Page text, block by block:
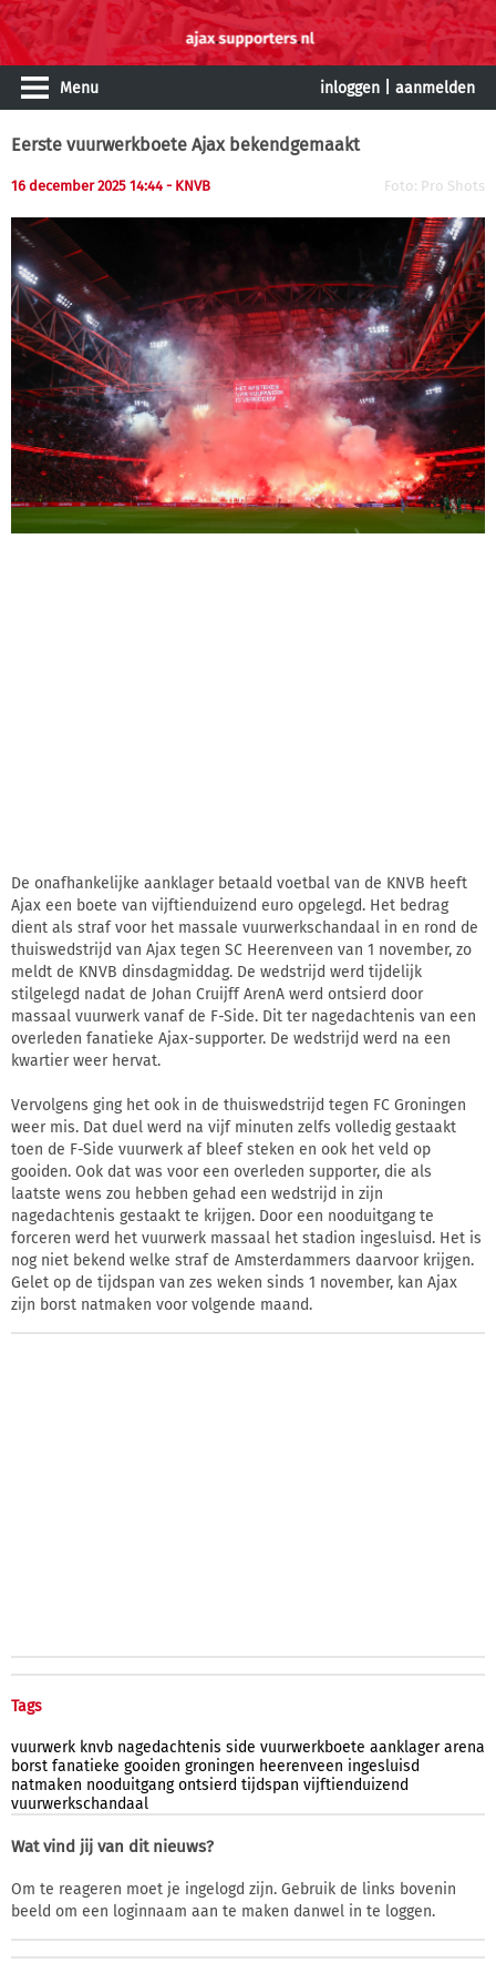
Menu inloggen aanmelden
Eerste vuurwerkboete Ajax bekendgemaakt
16 december 2025 14:44 - KNVB Foto: Pro Shots
De onafhankelijke aanklager betaald voetbal van de KNVB heeft
Ajax een boete van vijftienduizend euro opgelegd. Het bedrag
dient als straf voor het massale vuurwerkschandaal in en rond de
thuiswedstrijd van Ajax tegen SC Heerenveen van 1 november, zo
meldt de KNVB dinsdagmiddag. De wedstrijd werd tijdelijk
stilgelegd nadat de Johan Cruijff ArenA werd ontsierd door
massaal vuurwerk vanaf de F-Side. Dit ter nagedachtenis van een
overleden fanatieke Ajax-supporter. De wedstrijd werd na een
kwartier weer hervat.
Vervolgens ging het ook in de thuiswedstrijd tegen FC Groningen
weer mis. Dat duel werd na vijf minuten zelfs volledig gestaakt
toen de F-Side vuurwerk af bleef steken en ook het veld op
gooiden. Ook dat was voor een overleden supporter, die als
laatste wens zou hebben gehad een wedstrijd in zijn
nagedachtenis gestaakt te krijgen. Door een nooduitgang te
forceren werd het vuurwerk massaal het stadion ingesluisd. Het is
nog niet bekend welke straf de Amsterdammers daarvoor krijgen.
Gelet op de tijdspan van zes weken sinds 1 november, kan Ajax
zijn borst natmaken voor volgende maand.
Tags
vuurwerk knvb nagedachtenis side vuurwerkboete aanklager arena
borst fanatieke gooiden groningen heerenveen ingesluisd
natmaken nooduitgang ontsierd tijdspan vijftienduizend
vuurwerkschandaal
Wat vind jij van dit nieuws?
Om te reageren moet je ingelogd zijn. Gebruik de links bovenin
beeld om een loginnaam aan te maken danwel in te loggen.